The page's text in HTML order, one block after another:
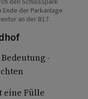
der Parkanlage
an der B17.
-
eine Fülle